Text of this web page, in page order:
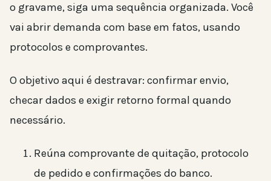
o gravame, siga uma sequência organizada. Você
vai abrir demanda com base em fatos, usando
protocolos e comprovantes.
O objetivo aqui é destravar: confirmar envio,
checar dados e exigir retorno formal quando
necessário.
Reúna comprovante de quitação, protocolo
de pedido e confirmações do banco.